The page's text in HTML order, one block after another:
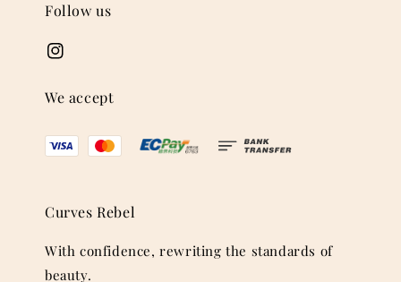
Follow us
We accept
Curves Rebel
With confidence, rewriting the standards of
beauty.